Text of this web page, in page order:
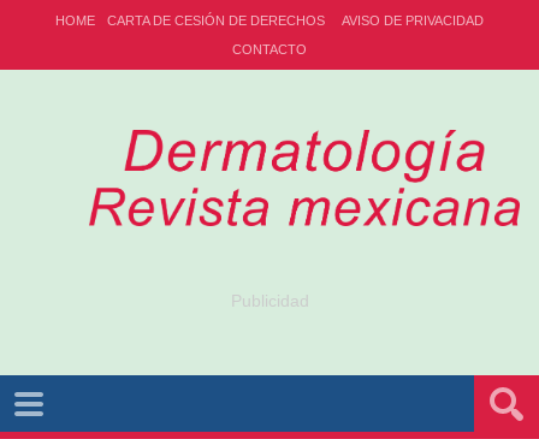
HOME CARTA DE CESIÓN DE DERECHOS
AVISO DE PRIVACIDAD
CONTACTO
Publicidad